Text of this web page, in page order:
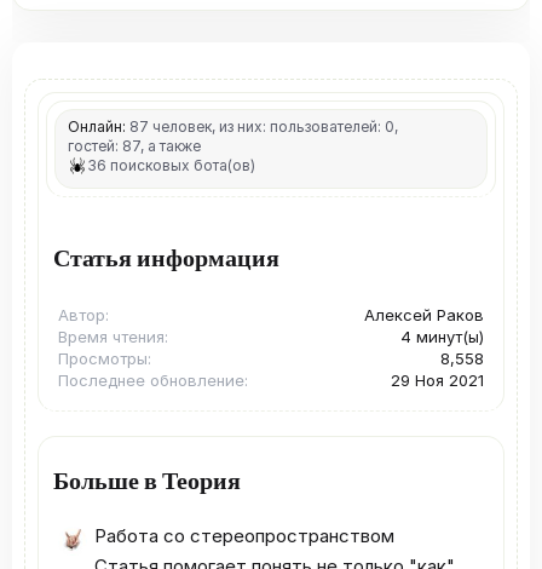
Онлайн: 87 человек, из них: пользователей: 0,
гостей: 87, а также
36 поисковых бота(ов)
Статья информация
Автор
Алексей Раков
Время чтения
4 минут(ы)
Просмотры
8,558
Последнее обновление
29 Ноя 2021
Больше в Теория
Работа со стереопространством